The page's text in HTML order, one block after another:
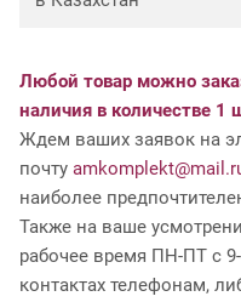
Любой товар можно
наличия в количестве 1
Ждем ваших заявок на
почту
наиболее
Также на ваше
рабочее время ПН-ПТ с
контактах телефонам,